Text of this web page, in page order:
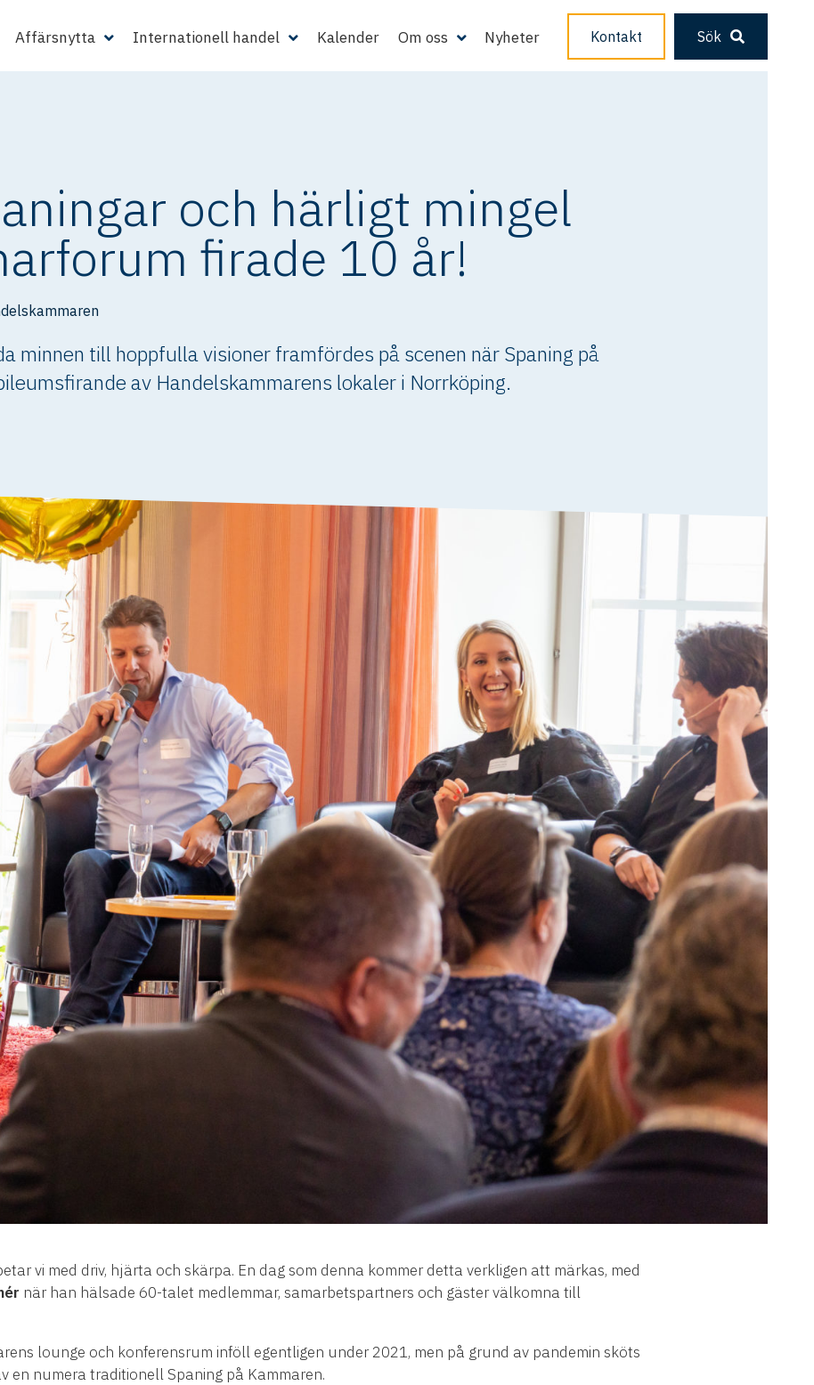
Affärsnytta Internationell handel Kalender Om oss Nyheter Kontakt Sök
och härligt mingel
firade 10 år!
minnen till hoppfulla visioner framfördes på scenen när Spaning på
av Handelskammarens lokaler i Norrköping.
vi med driv, hjärta och skärpa. En dag som denna kommer detta verkligen att märkas, med
när han hälsade 60-talet medlemmar, samarbetspartners och gäster välkomna till
lounge och konferensrum inföll egentligen under 2021, men på grund av pandemin sköts
en numera traditionell Spaning på Kammaren.